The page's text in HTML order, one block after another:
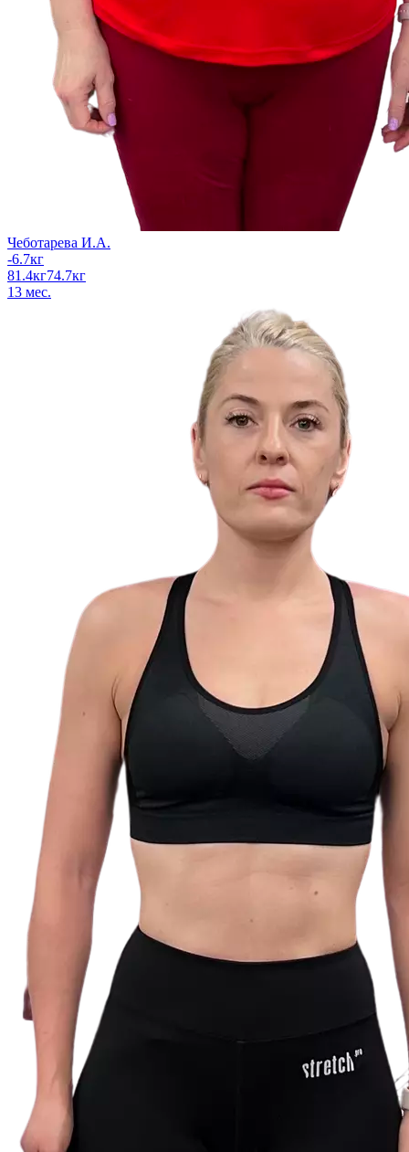
Чеботарева И.А.
-6.7кг
81.4кг74.7кг
13 мес.